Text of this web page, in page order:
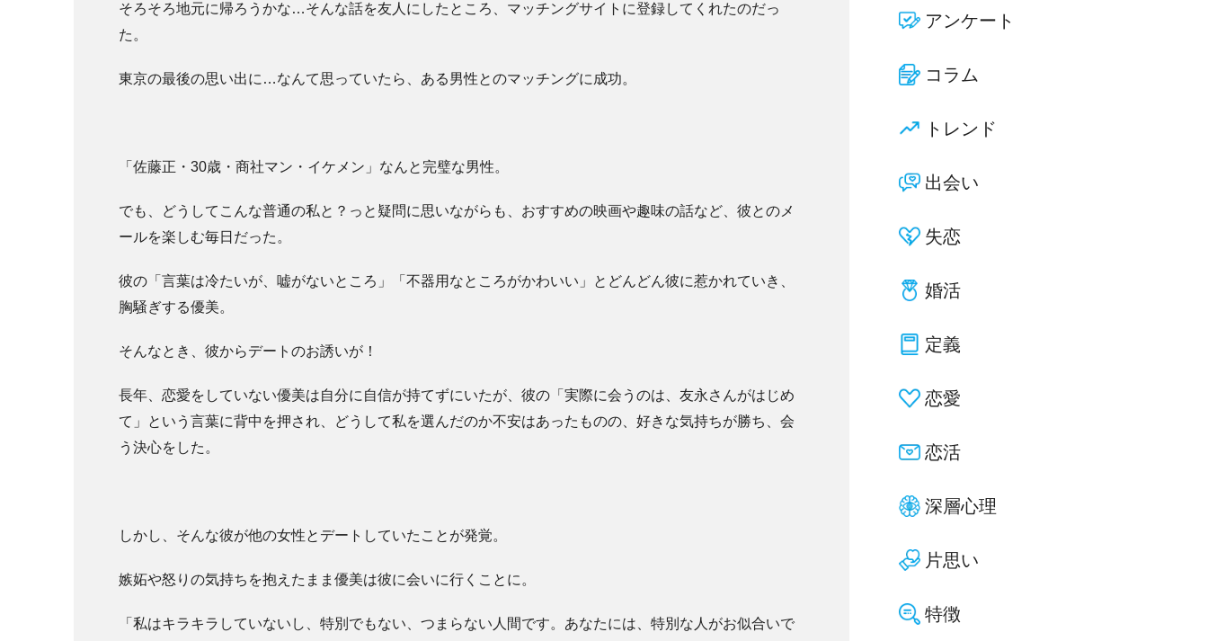
そろそろ地元に帰ろうかな…そんな話を友人にしたところ、マッチングサイトに登録してくれたのだっ
た。
東京の最後の思い出に…なんて思っていたら、ある男性とのマッチングに成功。
「佐藤正・30歳・商社マン・イケメン」なんと完璧な男性。
でも、どうしてこんな普通の私と？っと疑問に思いながらも、おすすめの映画や趣味の話など、彼とのメ
ールを楽しむ毎日だった。
彼の「言葉は冷たいが、嘘がないところ」「不器用なところがかわいい」とどんどん彼に惹かれていき、
胸騒ぎする優美。
そんなとき、彼からデートのお誘いが！
長年、恋愛をしていない優美は自分に自信が持てずにいたが、彼の「実際に会うのは、友永さんがはじめ
て」という言葉に背中を押され、どうして私を選んだのか不安はあったものの、好きな気持ちが勝ち、会
う決心をした。
しかし、そんな彼が他の女性とデートしていたことが発覚。
嫉妬や怒りの気持ちを抱えたまま優美は彼に会いに行くことに。
「私はキラキラしていないし、特別でもない、つまらない人間です。 あなたには、特別な人がお似合いで
アンケート
コラム
トレンド
出会い
失恋
婚活
定義
恋愛
恋活
深層心理
片思い
特徴